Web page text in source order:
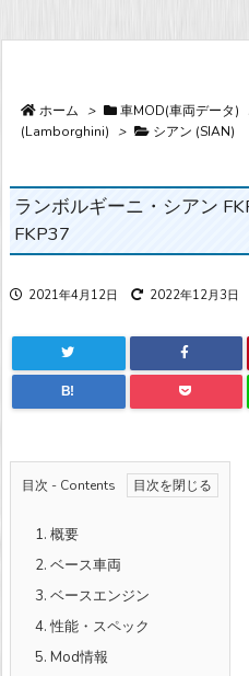
ホーム > 車MOD(車両データ)
(Lamborghini)
> シアン (SIAN)
ランボルギーニ・シアン
FKP37
2021年4月12日 2022年12月3日
B!
目次 - Contents
1. 概要
2. ベース車両
3. ベースエンジン
4.性能・スペック
5. Mod情報